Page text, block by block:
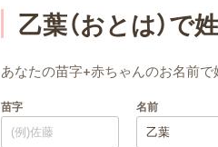
乙葉（おとは）で
あなたの苗字+赤ちゃんのお名前で
苗字 名前